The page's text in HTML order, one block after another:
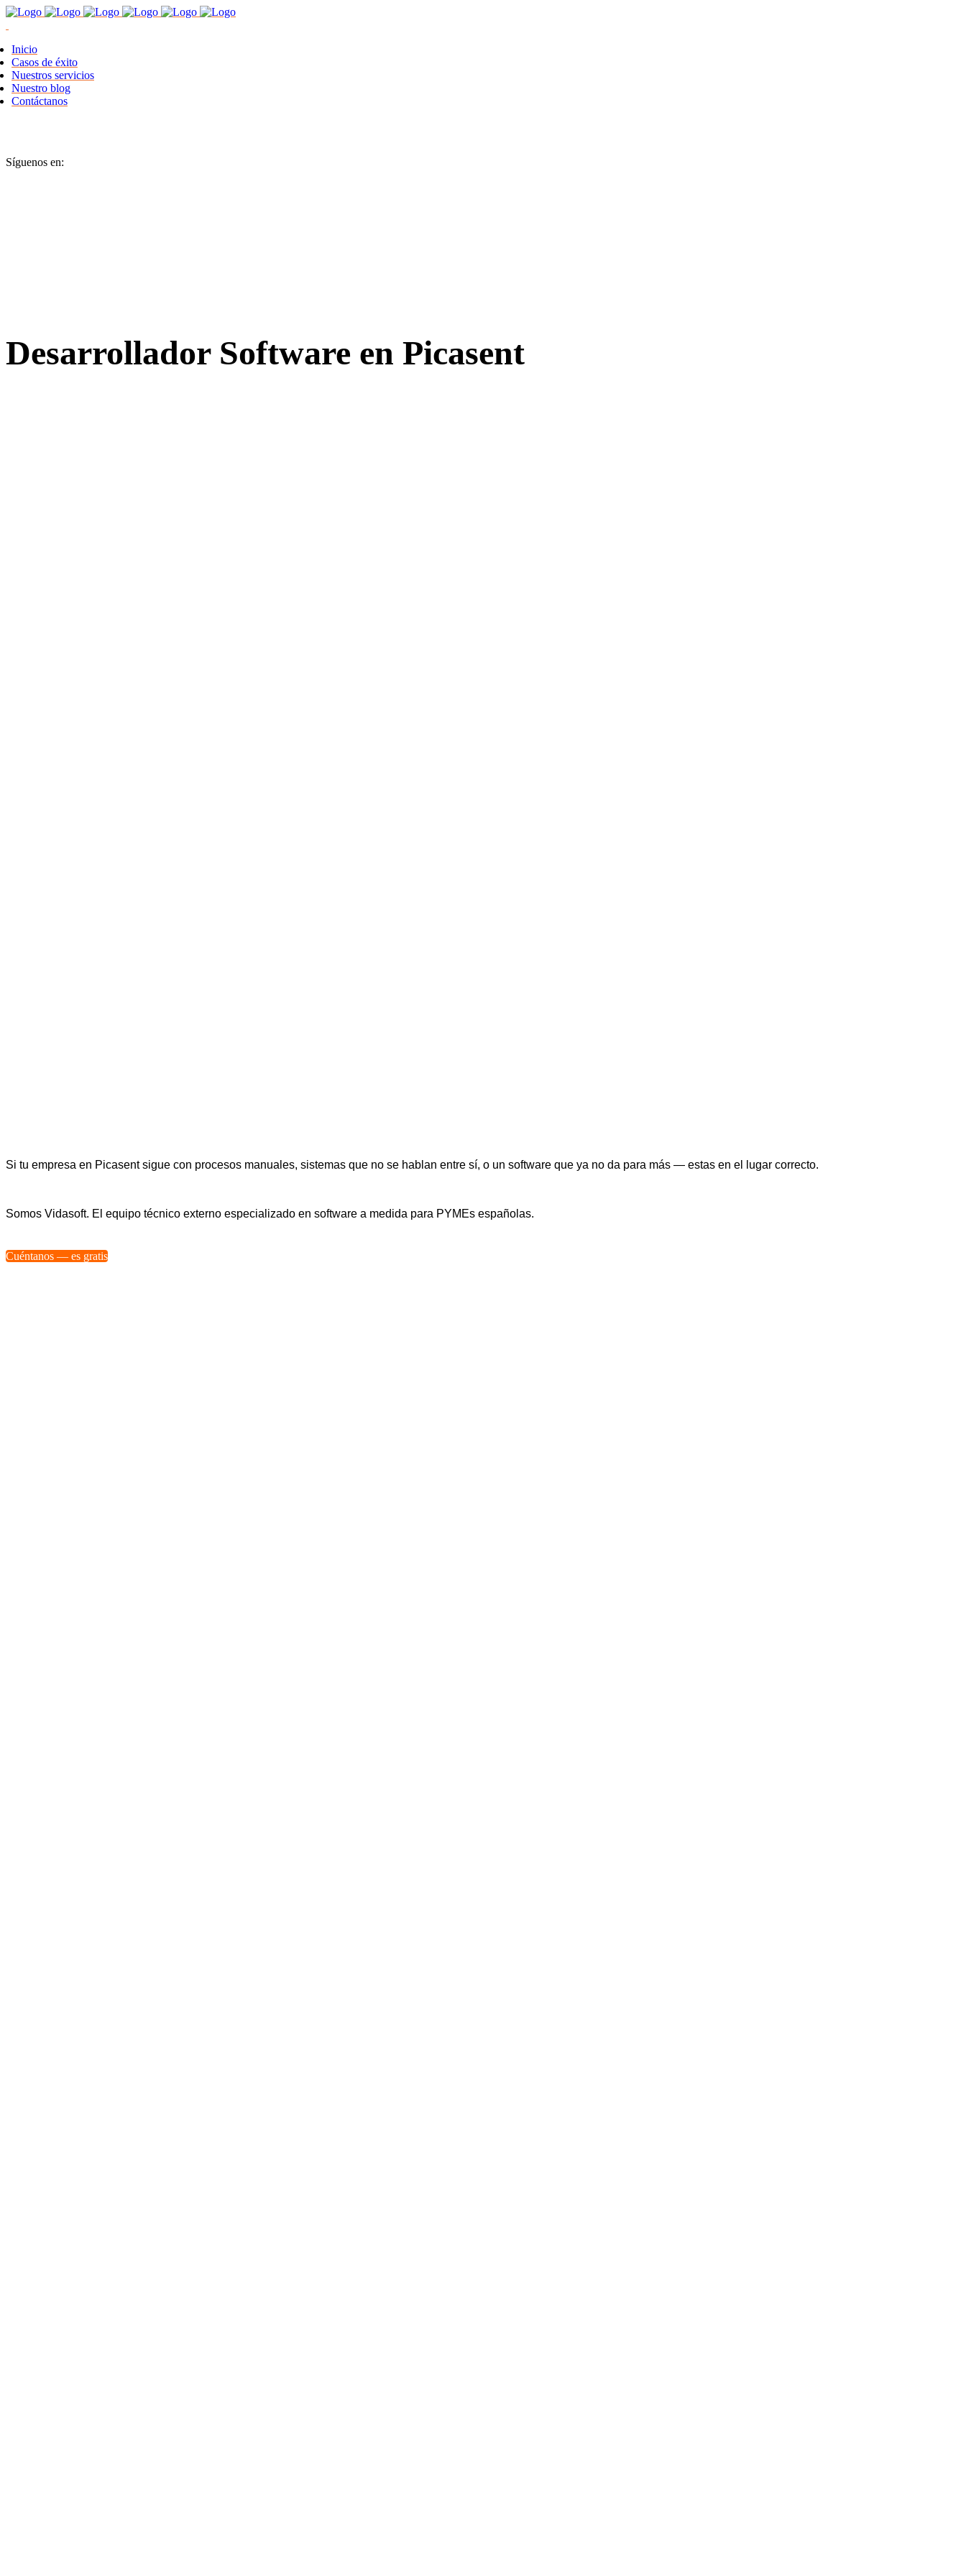
Inicio
Casos de éxito
Nuestros servicios
Nuestro blog
Contáctanos
Síguenos en:
Desarrollador Software en Picasent
Si tu empresa en Picasent sigue con procesos manuales, sistemas que no se hablan entre sí, o un software que ya no da para más — estas en el lugar correcto.
Somos Vidasoft. El equipo técnico externo especializado en software a medida para PYMEs españolas.
Cuéntanos — es gratis